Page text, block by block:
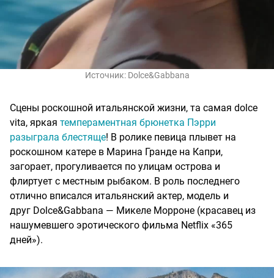
Источник: Dolce&Gabbana
Сцены роскошной итальянской жизни, та самая dolce
vita, яркая темпераментная брюнетка Пэрри
разыграла блестяще! В ролике певица плывет на
роскошном катере в Марина Гранде на Капри,
загорает, прогуливается по улицам острова и
флиртует с местным рыбаком. В роль последнего
отлично вписался итальянский актер, модель и
друг Dolce&Gabbana — Микеле Морроне (красавец из
нашумевшего эротического фильма Netflix «365
дней»).